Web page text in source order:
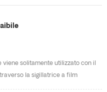
solitamente utilizzato con il
la sigillatrice a film